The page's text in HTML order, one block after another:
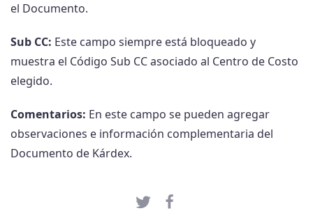
el Documento.
Sub CC: Este campo siempre está bloqueado y
muestra el Código Sub CC asociado al Centro de Costo
elegido.
Comentarios: En este campo se pueden agregar
observaciones e información complementaria del
Documento de Kárdex.